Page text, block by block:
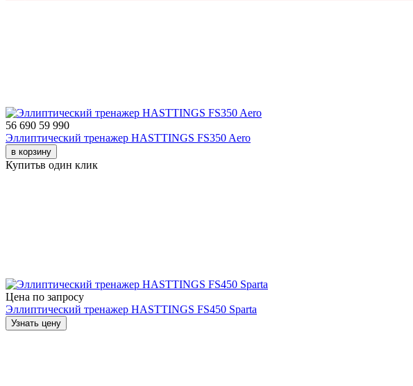
56 690 59 990
Эллиптический тренажер HASTTINGS FS350 Aero
в корзину
Купитьв один клик
Цена по запросу
Эллиптический тренажер HASTTINGS FS450 Sparta
Узнать цену